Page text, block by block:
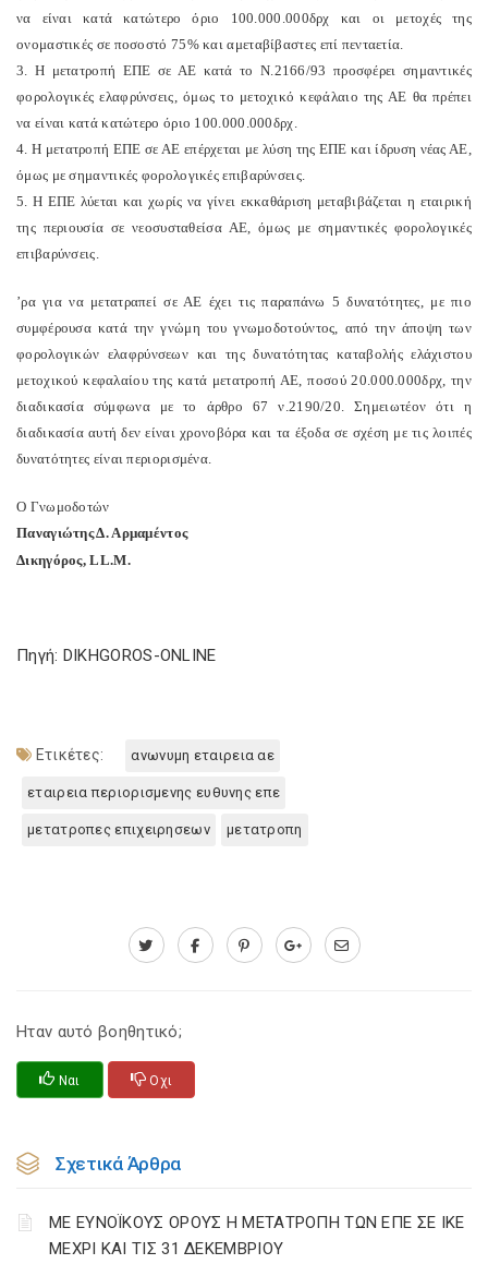
να είναι κατά κατώτερο όριο 100.000.000δρχ και οι μετοχές της
ονομαστικές σε ποσοστό 75% και αμεταβίβαστες επί πενταετία.
3. Η μετατροπή ΕΠΕ σε ΑΕ κατά το Ν.2166/93 προσφέρει σημαντικές
φορολογικές ελαφρύνσεις, όμως το μετοχικό κεφάλαιο της ΑΕ θα πρέπει
να είναι κατά κατώτερο όριο 100.000.000δρχ.
4. Η μετατροπή ΕΠΕ σε ΑΕ επέρχεται με λύση της ΕΠΕ και ίδρυση νέας ΑΕ,
όμως με σημαντικές φορολογικές επιβαρύνσεις.
5. Η ΕΠΕ λύεται και χωρίς να γίνει εκκαθάριση μεταβιβάζεται η εταιρική
της περιουσία σε νεοσυσταθείσα ΑΕ, όμως με σημαντικές φορολογικές
επιβαρύνσεις.
’ρα για να μετατραπεί σε ΑΕ έχει τις παραπάνω 5 δυνατότητες, με πιο
συμφέρουσα κατά την γνώμη του γνωμοδοτούντος, από την άποψη των
φορολογικών ελαφρύνσεων και της δυνατότητας καταβολής ελάχιστου
μετοχικού κεφαλαίου της κατά μετατροπή ΑΕ, ποσού 20.000.000δρχ, την
διαδικασία σύμφωνα με το άρθρο 67 ν.2190/20. Σημειωτέον ότι η
διαδικασία αυτή δεν είναι χρονοβόρα και τα έξοδα σε σχέση με τις λοιπές
δυνατότητες είναι περιορισμένα.
Ο Γνωμοδοτών
Παναγιώτης Δ. Αρμαμέντος
Δικηγόρος, LL.M.
Πηγή: DIKHGOROS-ONLINE
Ετικέτες: ανωνυμη εταιρεια αε
εταιρεια περιορισμενης ευθυνης επε
μετατροπες επιχειρησεων μετατροπη
Ηταν αυτό βοηθητικό;
Ναι Οχι
Σχετικά Άρθρα
ΜΕ ΕΥΝΟΪΚΟΥΣ ΟΡΟΥΣ Η ΜΕΤΑΤΡΟΠΗ ΤΩΝ ΕΠΕ ΣΕ ΙΚΕ
ΜΕΧΡΙ ΚΑΙ ΤΙΣ 31 ΔΕΚΕΜΒΡΙΟΥ